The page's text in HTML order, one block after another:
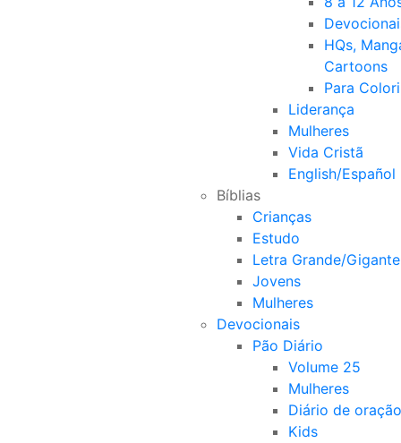
HQs,
Cartoons
Para
Liderança
Mulheres
Vida Cristã
English/Español
Bíblias
Crianças
Estudo
Letra Grande/Gigante
Jovens
Mulheres
Devocionais
Pão Diário
Volume 25
Mulheres
Diário de oração
Kids